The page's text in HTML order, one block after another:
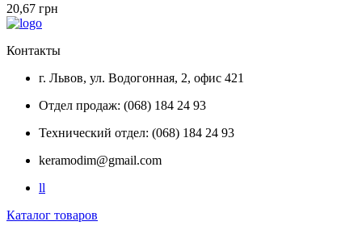
20,67 грн
Контакты
г. Львов, ул. Водогонная, 2, офис 421
Отдел продаж: (068) 184 24 93
Технический отдел: (068) 184 24 93
keramodim@gmail.com
ll
Каталог товаров